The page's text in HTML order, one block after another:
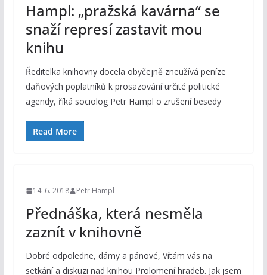
Hampl: „pražská kavárna“ se
snaží represí zastavit mou
knihu
Ředitelka knihovny docela obyčejně zneužívá peníze
daňových poplatníků k prosazování určité politické
agendy, říká sociolog Petr Hampl o zrušení besedy
Read More
14. 6. 2018 Petr Hampl
Přednáška, která nesměla
zaznít v knihovně
Dobré odpoledne, dámy a pánové, Vítám vás na
setkání a diskuzi nad knihou Prolomení hradeb. Jak jsem